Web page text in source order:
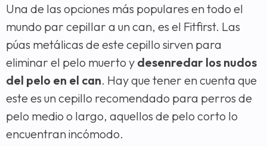
Una de las opciones más populares en todo el
mundo par cepillar a un can, es el Fitfirst. Las
púas metálicas de este cepillo sirven para
eliminar el pelo muerto y desenredar los nudos
del pelo en el can. Hay que tener en cuenta que
este es un cepillo recomendado para perros de
pelo medio o largo, aquellos de pelo corto lo
encuentran incómodo.